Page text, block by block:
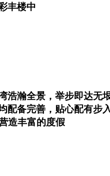
丰楼中
瀚全景，举步即达无
备完善，贴心配有步
造丰富的度假